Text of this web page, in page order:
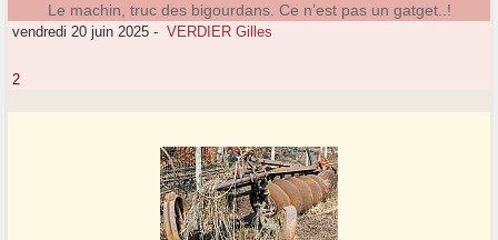
Le machin, truc des bigourdans. Ce n’est pas un gatget..!
vendredi 20 juin 2025 - VERDIER Gilles
2